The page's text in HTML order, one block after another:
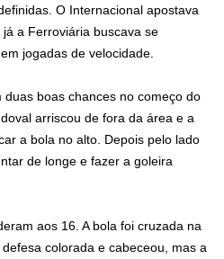
O Internacional apostava
a Ferroviária buscava se
jogadas de velocidade.
boas chances no começo do
arriscou de fora da área e a
a bola no alto. Depois pelo lado
de longe e fazer a goleira
aos 16. A bola foi cruzada na
colorada e cabeceou, mas a